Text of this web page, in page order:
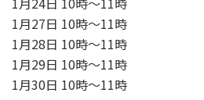
1月27日 10時～11時
1月28日 10時～11時
1月29日 10時～11時
1月30日 10時～11時